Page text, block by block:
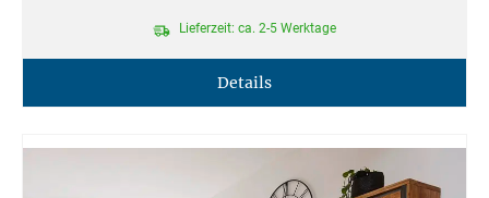
Lieferzeit: ca. 2-5 Werktage
Details